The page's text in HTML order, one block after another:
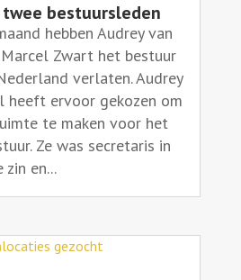
bestuursleden
hebben Audrey van
Zwart het bestuur
verlaten. Audrey
heeft ervoor gekozen om
te maken voor het
Ze was secretaris in
zin en...